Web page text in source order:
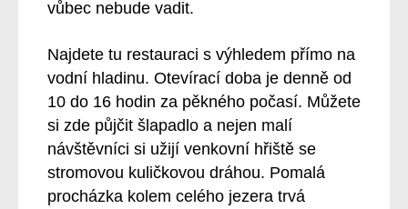
vůbec nebude vadit.
Najdete tu restauraci s výhledem přímo na
vodní hladinu. Otevírací doba je denně od
10 do 16 hodin za pěkného počasí. Můžete
si zde půjčit šlapadlo a nejen malí
návštěvníci si užijí venkovní hřiště se
stromovou kuličkovou dráhou. Pomalá
procházka kolem celého jezera trvá